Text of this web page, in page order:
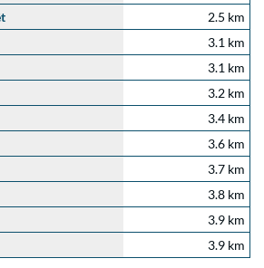
2.5 km
3.1 km
3.1 km
3.2 km
3.4 km
3.6 km
3.7 km
3.8 km
3.9 km
3.9 km